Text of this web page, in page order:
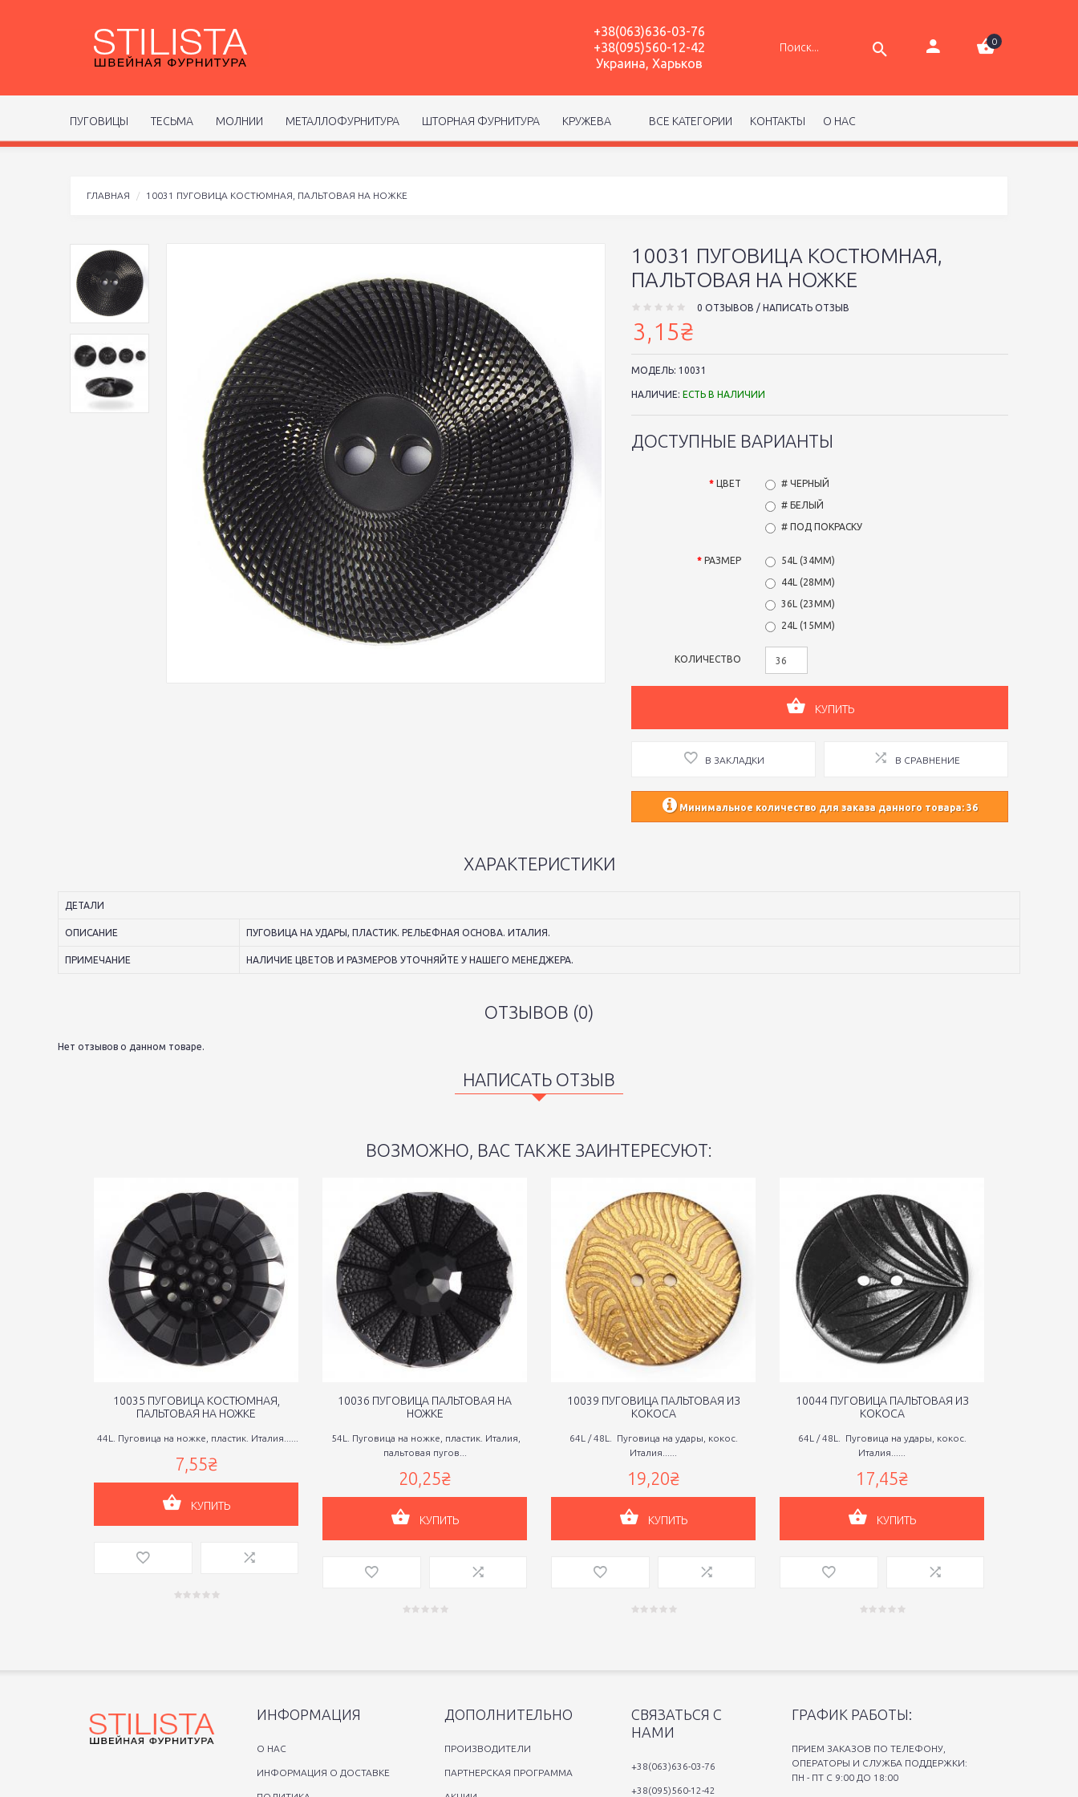
+38(063)636-03-76
+38(095)560-12-42
Украина, Харьков
0
ПУГОВИЦЫ ТЕСЬМА МОЛНИИ МЕТАЛЛОФУРНИТУРА ШТОРНАЯ ФУРНИТУРА КРУЖЕВА ВСЕ КАТЕГОРИИ КОНТАКТЫ О НАС
ГЛАВНАЯ 10031 ПУГОВИЦА КОСТЮМНАЯ, ПАЛЬТОВАЯ НА НОЖКЕ
10031 ПУГОВИЦА КОСТЮМНАЯ,
ПАЛЬТОВАЯ НА НОЖКЕ
0 ОТЗЫВОВ / НАПИСАТЬ ОТЗЫВ
3,15₴
МОДЕЛЬ: 10031
НАЛИЧИЕ: ЕСТЬ В НАЛИЧИИ
ДОСТУПНЫЕ ВАРИАНТЫ
ЦВЕТ # ЧЕРНЫЙ
# БЕЛЫЙ
# ПОД ПОКРАСКУ
РАЗМЕР 54L (34ММ)
44L (28ММ)
36L (23ММ)
24L (15ММ)
КОЛИЧЕСТВО
КУПИТЬ
В ЗАКЛАДКИ В СРАВНЕНИЕ
Минимальное количество для заказа данного товара: 36
ХАРАКТЕРИСТИКИ
ДЕТАЛИ
ОПИСАНИЕ ПУГОВИЦА НА УДАРЫ, ПЛАСТИК. РЕЛЬЕФНАЯ ОСНОВА. ИТАЛИЯ.
ПРИМЕЧАНИЕ НАЛИЧИЕ ЦВЕТОВ И РАЗМЕРОВ УТОЧНЯЙТЕ У НАШЕГО МЕНЕДЖЕРА.
ОТЗЫВОВ (0)
Нет отзывов о данном товаре.
НАПИСАТЬ ОТЗЫВ
ВОЗМОЖНО, ВАС ТАКЖЕ ЗАИНТЕРЕСУЮТ:
10035 ПУГОВИЦА КОСТЮМНАЯ,
ПАЛЬТОВАЯ НА НОЖКЕ
44L. Пуговица на ножке, пластик. Италия......
7,55₴
КУПИТЬ
10036 ПУГОВИЦА ПАЛЬТОВАЯ НА
НОЖКЕ
54L. Пуговица на ножке, пластик. Италия,
пальтовая пугов...
20,25₴
КУПИТЬ
10039 ПУГОВИЦА ПАЛЬТОВАЯ ИЗ
КОКОСА
64L / 48L. Пуговица на удары, кокос.
Италия......
19,20₴
КУПИТЬ
10044 ПУГОВИЦА ПАЛЬТОВАЯ ИЗ
КОКОСА
64L / 48L. Пуговица на удары, кокос.
Италия......
17,45₴
КУПИТЬ
ИНФОРМАЦИЯ
O НАС
ИНФОРМАЦИЯ О ДОСТАВКЕ
ДОПОЛНИТЕЛЬНО
ПРОИЗВОДИТЕЛИ
ПАРТНЕРСКАЯ ПРОГРАММА
СВЯЗАТЬСЯ С
НАМИ
+38(063)636-03-76
+38(095)560-12-42
ГРАФИК РАБОТЫ:
ПРИЕМ ЗАКАЗОВ ПО ТЕЛЕФОНУ,
ОПЕРАТОРЫ И СЛУЖБА ПОДДЕРЖКИ:
ПН - ПТ С 9:00 ДО 18:00